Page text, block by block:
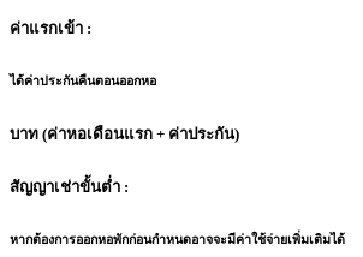
ค่าแรกเข้า :
ได้ค่าประกันคืนตอนออกหอ
บาท (ค่าหอเดือนแรก + ค่าประกัน)
สัญญาเช่าขั้นต่ำ :
หากต้องการออกหอพักก่อนกำหนดอาจจะมีค่าใช้จ่ายเพิ่มเติมได้